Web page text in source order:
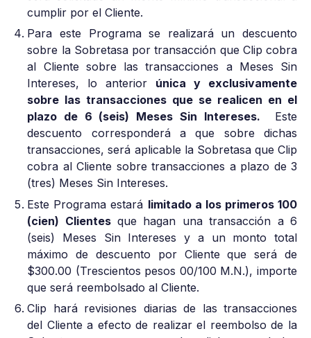
cumplir por el Cliente.
Para este Programa se realizará un descuento
sobre la Sobretasa por transacción que Clip cobra
al Cliente sobre las transacciones a Meses Sin
Intereses, lo anterior única y exclusivamente
sobre las transacciones que se realicen en el
plazo de 6 (seis) Meses Sin Intereses. Este
descuento corresponderá a que sobre dichas
transacciones, será aplicable la Sobretasa que Clip
cobra al Cliente sobre transacciones a plazo de 3
(tres) Meses Sin Intereses.
Este Programa estará limitado a los primeros 100
(cien) Clientesque hagan una transacción a 6
(seis) Meses Sin Intereses y a un monto total
máximo de descuento por Cliente que será de
$300.00 (Trescientos pesos 00/100 M.N.), importe
que será reembolsado al Cliente.
Clip hará revisiones diarias de las transacciones
del Cliente a efecto de realizar el reembolso de la